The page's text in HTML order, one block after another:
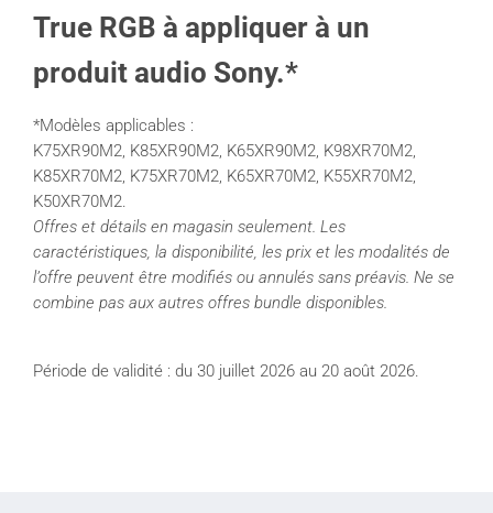
True RGB à appliquer à un
produit audio Sony.*
*Modèles applicables :
K75XR90M2, K85XR90M2, K65XR90M2, K98XR70M2,
K85XR70M2, K75XR70M2, K65XR70M2, K55XR70M2,
K50XR70M2.
Offres et détails en magasin seulement. Les
caractéristiques, la disponibilité, les prix et les modalités de
l’offre peuvent être modifiés ou annulés sans préavis. Ne se
combine pas aux autres offres bundle disponibles.
Période de validité : du 30 juillet 2026 au 20 août 2026.